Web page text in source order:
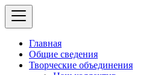
Главная
Общие сведения
Творческие объединения